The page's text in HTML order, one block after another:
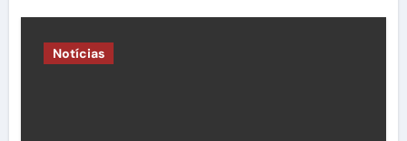
Notícias